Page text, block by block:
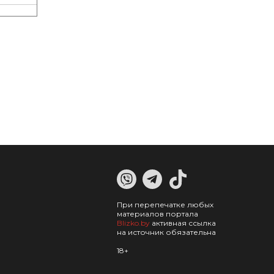
При перепечатке любых
материалов портала
Blizko.by активная ссылка
на источник обязательна
18+